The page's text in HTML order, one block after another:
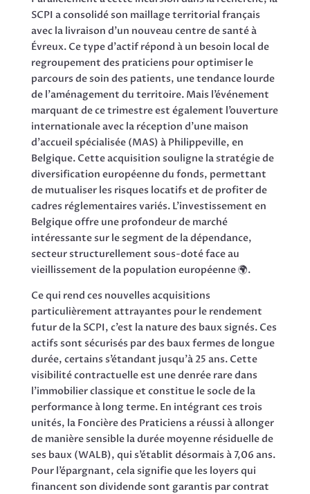
SCPI a consolidé son maillage territorial français
avec la livraison d’un nouveau centre de santé à
Évreux. Ce type d’actif répond à un besoin local de
regroupement des praticiens pour optimiser le
parcours de soin des patients, une tendance lourde
de l’aménagement du territoire. Mais l’événement
marquant de ce trimestre est également l’ouverture
internationale avec la réception d’une maison
d’accueil spécialisée (MAS) à Philippeville, en
Belgique. Cette acquisition souligne la stratégie de
diversification européenne du fonds, permettant
de mutualiser les risques locatifs et de profiter de
cadres réglementaires variés. L’investissement en
Belgique offre une profondeur de marché
intéressante sur le segment de la dépendance,
secteur structurellement sous-doté face au
vieillissement de la population européenne 🌍.
Ce qui rend ces nouvelles acquisitions
particulièrement attrayantes pour le rendement
futur de la SCPI, c’est la nature des baux signés. Ces
actifs sont sécurisés par des baux fermes de longue
durée, certains s’étandant jusqu’à 25 ans. Cette
visibilité contractuelle est une denrée rare dans
l’immobilier classique et constitue le socle de la
performance à long terme. En intégrant ces trois
unités, la Foncière des Praticiens a réussi à allonger
de manière sensible la durée moyenne résiduelle de
ses baux (WALB), qui s’établit désormais à 7,06 ans.
Pour l’épargnant, cela signifie que les loyers qui
financent son dividende sont garantis par contrat